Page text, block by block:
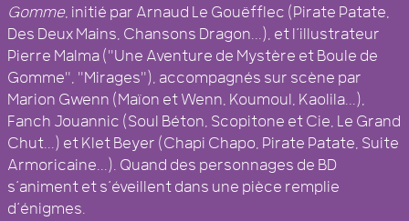
Gomme, initié par Arnaud Le Gouëfflec (Pirate Patate,
Des Deux Mains, Chansons Dragon...), et l’illustrateur
Pierre Malma ("Une Aventure de Mystère et Boule de
Gomme", "Mirages"), accompagnés sur scène par
Marion Gwenn (Maïon et Wenn, Koumoul, Kaolila...),
Fanch Jouannic (Soul Béton, Scopitone et Cie, Le Grand
Chut...) et Klet Beyer (Chapi Chapo, Pirate Patate, Suite
Armoricaine...). Quand des personnages de BD
s’animent et s’éveillent dans une pièce remplie
d’énigmes.